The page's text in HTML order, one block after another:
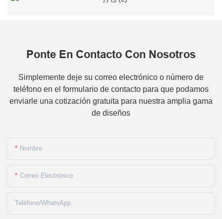
Ponte En Contacto Con Nosotros
Simplemente deje su correo electrónico o número de
teléfono en el formulario de contacto para que podamos
enviarle una cotización gratuita para nuestra amplia gama
de diseños
Nombre
Correo Electrónico
Teléfono/WhatsApp